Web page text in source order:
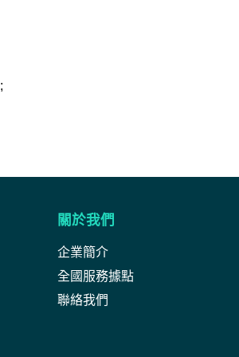
;
關於我們
企業簡介
全國服務據點
聯絡我們